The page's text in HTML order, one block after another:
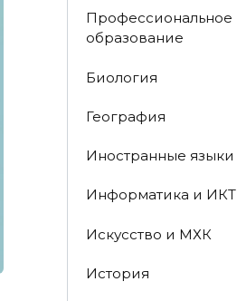
Профессиональное
образование
Биология
География
Иностранные языки
Информатика и ИКТ
Искусство и МХК
История